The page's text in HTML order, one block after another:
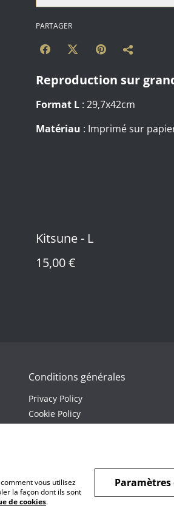
PARTAGER
Reproduction sur
Format L : 29,7x42cm
Matériau : Imprimé sur
Kitsune - L
15,00 €
Conditions générales
Privacy Policy
Cookie Policy
vous utilisez
la façon dont ils sont
de cookies.
Paramètres